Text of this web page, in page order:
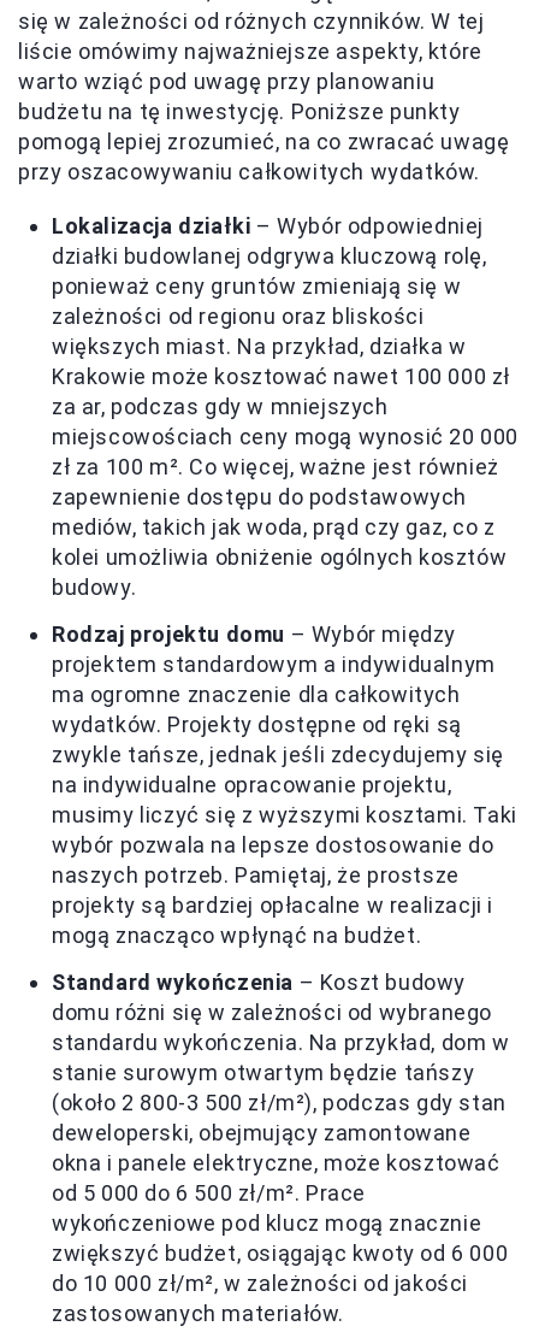
się w zależności od różnych czynników. W tej
liście omówimy najważniejsze aspekty, które
warto wziąć pod uwagę przy planowaniu
budżetu na tę inwestycję. Poniższe punkty
pomogą lepiej zrozumieć, na co zwracać uwagę
przy oszacowywaniu całkowitych wydatków.
Lokalizacja działki – Wybór odpowiedniej
działki budowlanej odgrywa kluczową rolę,
ponieważ ceny gruntów zmieniają się w
zależności od regionu oraz bliskości
większych miast. Na przykład, działka w
Krakowie może kosztować nawet 100 000 zł
za ar, podczas gdy w mniejszych
miejscowościach ceny mogą wynosić 20 000
zł za 100 m². Co więcej, ważne jest również
zapewnienie dostępu do podstawowych
mediów, takich jak woda, prąd czy gaz, co z
kolei umożliwia obniżenie ogólnych kosztów
budowy.
Rodzaj projektu domu – Wybór między
projektem standardowym a indywidualnym
ma ogromne znaczenie dla całkowitych
wydatków. Projekty dostępne od ręki są
zwykle tańsze, jednak jeśli zdecydujemy się
na indywidualne opracowanie projektu,
musimy liczyć się z wyższymi kosztami. Taki
wybór pozwala na lepsze dostosowanie do
naszych potrzeb. Pamiętaj, że prostsze
projekty są bardziej opłacalne w realizacji i
mogą znacząco wpłynąć na budżet.
Standard wykończenia – Koszt budowy
domu różni się w zależności od wybranego
standardu wykończenia. Na przykład, dom w
stanie surowym otwartym będzie tańszy
(około 2 800-3 500 zł/m²), podczas gdy stan
deweloperski, obejmujący zamontowane
okna i panele elektryczne, może kosztować
od 5 000 do 6 500 zł/m². Prace
wykończeniowe pod klucz mogą znacznie
zwiększyć budżet, osiągając kwoty od 6 000
do 10 000 zł/m², w zależności od jakości
zastosowanych materiałów.